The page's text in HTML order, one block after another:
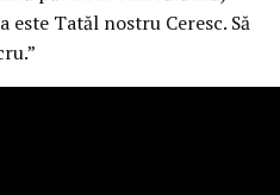
este Tatăl nostru Ceresc. Să